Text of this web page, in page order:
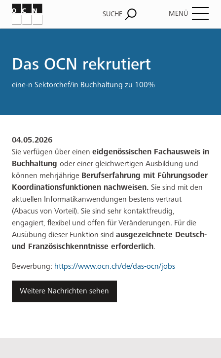
Das OCN rekrutiert
eine-n Sektorchef/in Buchhaltung zu 100%
04.05.2026
Sie verfügen über einen eidgenössischen Fachausweis in
Buchhaltung oder einer gleichwertigen Ausbildung und
können mehrjährige Berufserfahrung mit Führungsoder
Koordinationsfunktionen nachweisen. Sie sind mit den
aktuellen Informatikanwendungen bestens vertraut
(Abacus von Vorteil). Sie sind sehr kontaktfreudig,
engagiert, flexibel und offen für Veränderungen. Für die
Ausübung dieser Funktion sind ausgezeichnete Deutsch-
und Französischkenntnisse erforderlich.
Bewerbung: https://www.ocn.ch/de/das-ocn/jobs
Weitere Nachrichten sehen
SUCHE MENÜ